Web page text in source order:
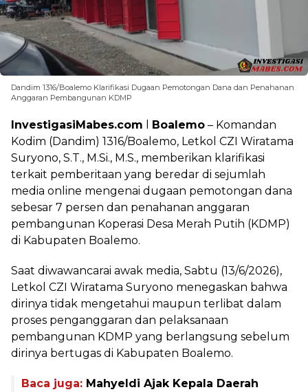
Dandim 1316/Boalemo Klarifikasi Dugaan Pemotongan Dana dan Penahanan
Anggaran Pembangunan KDMP
InvestigasiMabes.com Boalemo – Komandan
Kodim (Dandim) 1316/Boalemo, Letkol CZI Wiratama
Suryono, S.T., M.Si., M.S., memberikan klarifikasi
terkait pemberitaan yang beredar di sejumlah
media online mengenai dugaan pemotongan dana
sebesar 7 persen dan penahanan anggaran
pembangunan Koperasi Desa Merah Putih (KDMP)
di Kabupaten Boalemo.
Saat diwawancarai awak media, Sabtu (13/6/2026),
Letkol CZI Wiratama Suryono menegaskan bahwa
dirinya tidak mengetahui maupun terlibat dalam
proses penganggaran dan pelaksanaan
pembangunan KDMP yang berlangsung sebelum
dirinya bertugas di Kabupaten Boalemo.
Baca juga: Mahyeldi Ajak Kepala Daerah